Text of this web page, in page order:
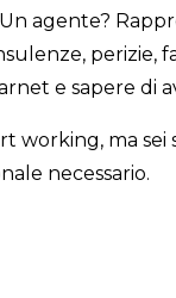
agente?
perizie,
e sapere di
working, ma
necessario.